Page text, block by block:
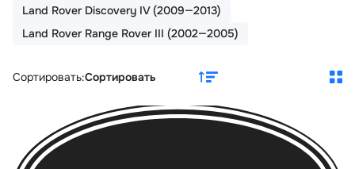
Land Rover Discovery IV (2009—2013)
Land Rover Range Rover III (2002—2005)
Сортировать:Сортировать